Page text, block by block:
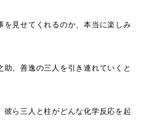
を見せてくれるのか、本当に楽しみ
助、善逸の三人を引き連れていくと
彼ら三人と柱がどんな化学反応を起